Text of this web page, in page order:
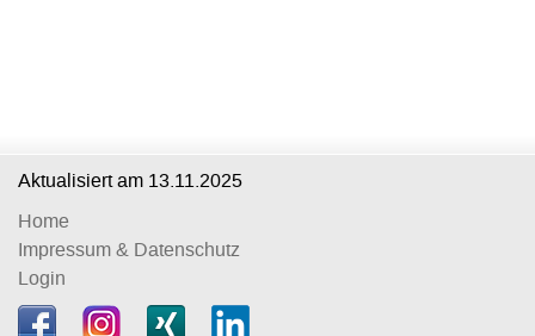
Aktualisiert am 13.11.2025
Home
Impressum & Datenschutz
Login